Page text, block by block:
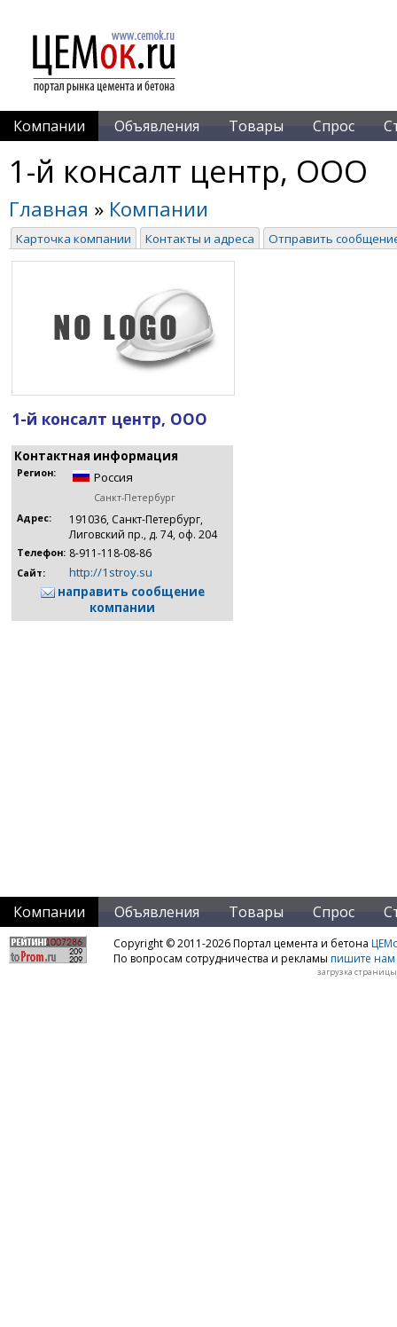
Компании Объявления Товары Спрос
1-й консалт центр, ООО
Главная » Компании
Карточка компании Контакты и адреса Отправить
1-й консалт центр, ООО
Контактная информация
Регион: Россия
Санкт-Петербург
Адрес:
191036, Санкт-Петербург,
Лиговский пр., д. 74, оф. 204
Телефон: 8-911-118-08-86
Сайт:
http://1stroy.su
направить сообщение
компании
Компании Объявления Товары Спрос
Copyright © 2011-2026 Портал цемента и бетона
По вопросам сотрудничества и рекламы пишите нам
загрузка